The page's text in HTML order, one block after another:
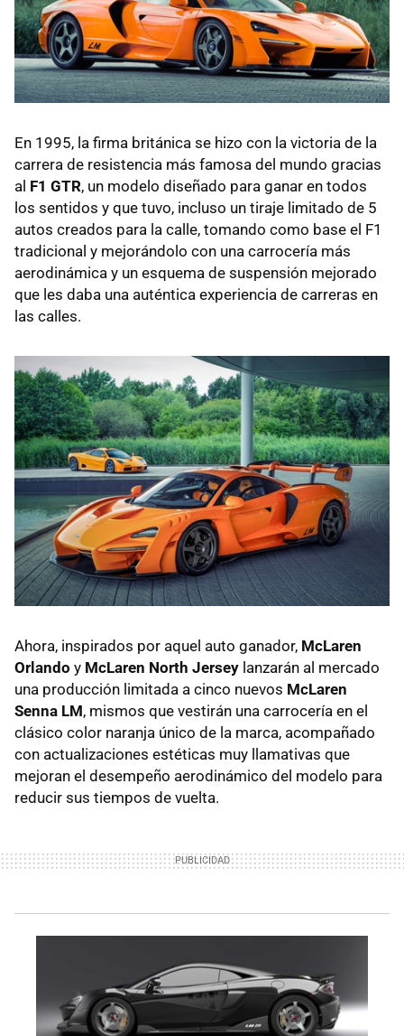
En 1995, la firma británica se hizo con la victoria de la
carrera de resistencia más famosa del mundo gracias
al F1 GTR, un modelo diseñado para ganar en todos
los sentidos y que tuvo, incluso un tiraje limitado de 5
autos creados para la calle, tomando como base el F1
tradicional y mejorándolo con una carrocería más
aerodinámica y un esquema de suspensión mejorado
que les daba una auténtica experiencia de carreras en
las calles.
Ahora, inspirados por aquel auto ganador, McLaren
Orlando y McLaren North Jersey lanzarán al mercado
una producción limitada a cinco nuevos McLaren
Senna LM, mismos que vestirán una carrocería en el
clásico color naranja único de la marca, acompañado
con actualizaciones estéticas muy llamativas que
mejoran el desempeño aerodinámico del modelo para
reducir sus tiempos de vuelta.